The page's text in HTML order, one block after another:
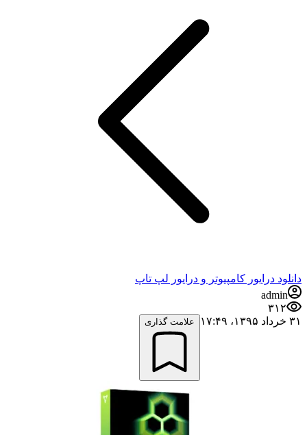
دانلود درایور کامپیوتر و درایور لپ تاپ
admin
۳۱۲
۳۱ خرداد ۱۳۹۵،‏ ۱۷:۴۹
علامت گذاری